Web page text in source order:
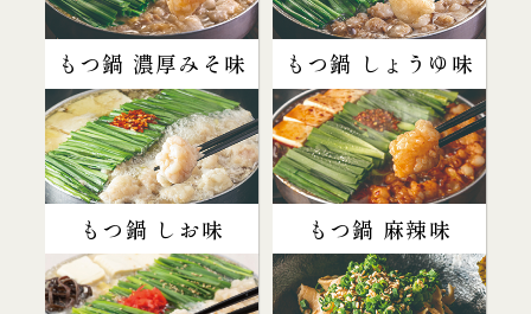
もつ鍋 濃厚みそ味 もつ鍋 しょうゆ味
もつ鍋 しお味 もつ鍋 麻辣味